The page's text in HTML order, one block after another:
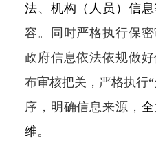
法、机构（人员）信息
容。同时严格执行保
政府信息依法依规做
布审核把关，严格执行
序，明确信息来源 ，
维。